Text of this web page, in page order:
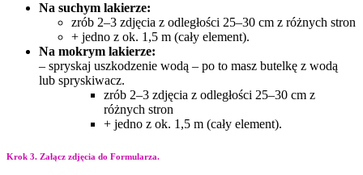
Na suchym lakierze:
zrób 2–3 zdjęcia z odległości 25–30 cm z różnych stron
+ jedno z ok. 1,5 m (cały element).
Na mokrym lakierze:
– spryskaj uszkodzenie wodą – po to masz butelkę z wodą
lub spryskiwacz.
zrób 2–3 zdjęcia z odległości 25–30 cm z
różnych stron
+ jedno z ok. 1,5 m (cały element).
Krok 3. Załącz zdjęcia do Formularza.